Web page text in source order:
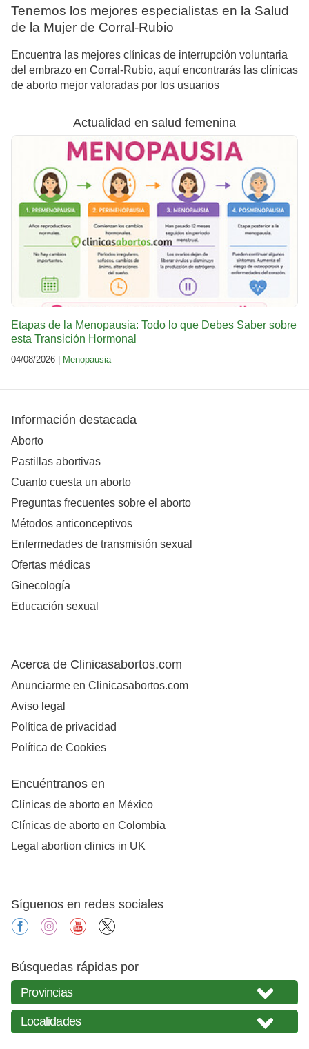
Tenemos los mejores especialistas en la Salud
de la Mujer de Corral-Rubio
Encuentra las mejores clínicas de interrupción voluntaria
del embrazo en Corral-Rubio, aquí encontrarás las clínicas
de aborto mejor valoradas por los usuarios
Actualidad en salud femenina
Etapas de la Menopausia: Todo lo que Debes Saber sobre
esta Transición Hormonal
04/08/2026 | Menopausia
Información destacada
Aborto
Pastillas abortivas
Cuanto cuesta un aborto
Preguntas frecuentes sobre el aborto
Métodos anticonceptivos
Enfermedades de transmisión sexual
Ofertas médicas
Ginecología
Educación sexual
Acerca de Clinicasabortos.com
Anunciarme en Clinicasabortos.com
Aviso legal
Política de privacidad
Política de Cookies
Encuéntranos en
Clínicas de aborto en México
Clínicas de aborto en Colombia
Legal abortion clinics in UK
Síguenos en redes sociales
facebookinstagramyoutube
Búsquedas rápidas por